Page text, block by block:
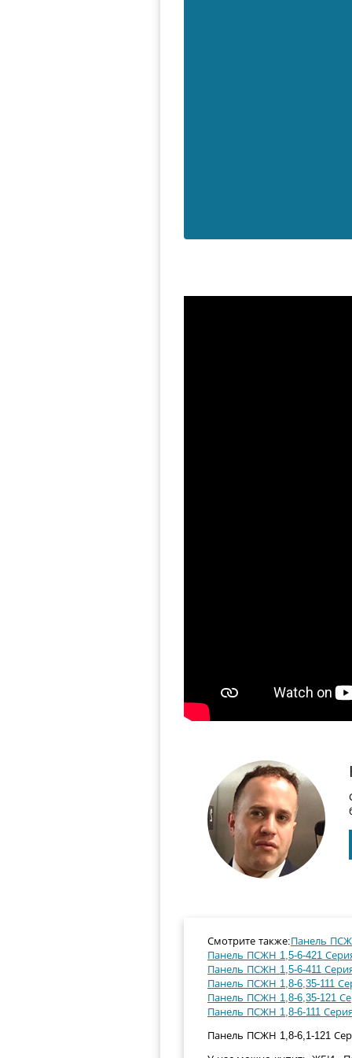
Смотрите также:Панель
Панель ПСЖН 1,5-6-421
Панель ПСЖН 1,5-6-411
Панель ПСЖН 1,8-6,35-111
Панель ПСЖН 1,8-6,35-121
Панель ПСЖН 1,8-6-111
Панель ПСЖН 1,8-6,1-121